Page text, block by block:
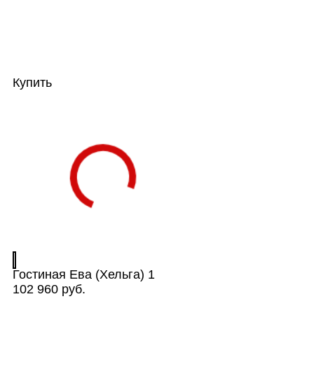
Купить
Гостиная Ева (Хельга) 1
102 960 руб.